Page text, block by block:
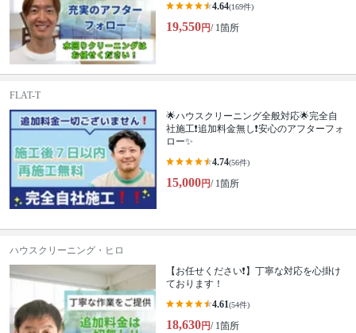
4.64(169件)
19,550円/ 1箇所
FLAT-T
🌟ハウスクリーニング全般対応🌟完全自
社施工❗️追加料金無し❗️安心のアフターフォ
ロー✨
4.74(56件)
15,000円/ 1箇所
ハウスクリーニング・ヒロ
【お任せください❗️】丁寧な対応を心掛け
ております！
4.61(54件)
18,630円/ 1箇所